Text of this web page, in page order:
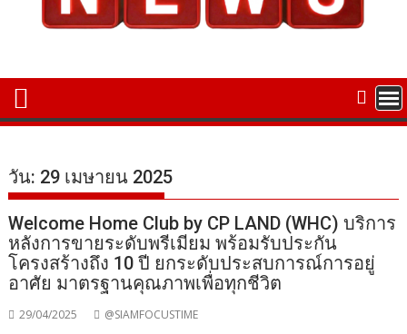
วัน: 29 เมษายน 2025
Welcome Home Club by CP LAND (WHC) บริการ
หลังการขายระดับพรีเมียม พร้อมรับประกัน
โครงสร้างถึง 10 ปี ยกระดับประสบการณ์การอยู่
อาศัย มาตรฐานคุณภาพเพื่อทุกชีวิต
29/04/2025 @SIAMFOCUSTIME